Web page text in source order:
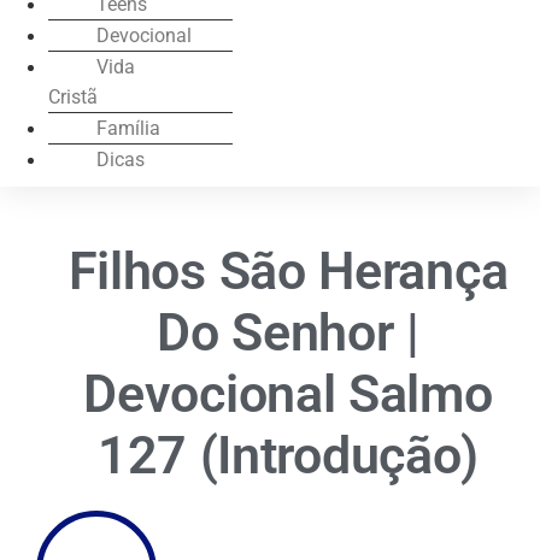
Devocional
Vida
Cristã
Família
Dicas
Filhos São Herança
Do Senhor |
Devocional Salmo
127 (Introdução)